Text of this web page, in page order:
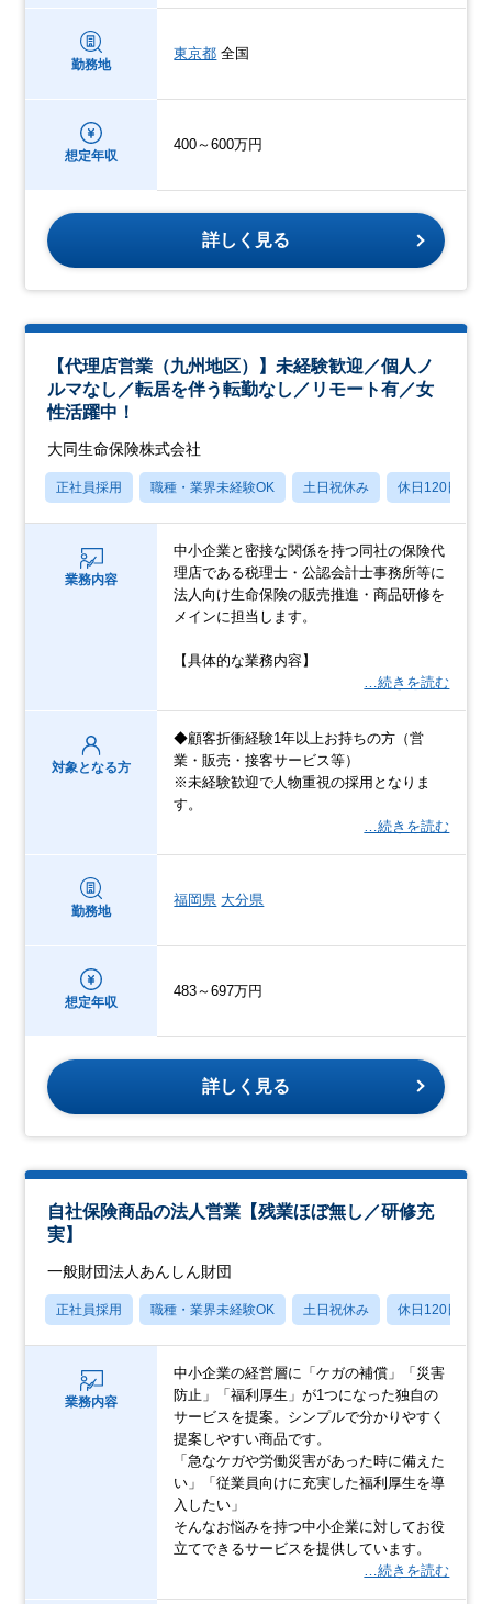
勤務地
東京都 全国
想定年収
400～600万円
詳しく見る
【代理店営業（九州地区）】未経験歓迎／個人ノ
ルマなし／転居を伴う転勤なし／リモート有／女
性活躍中！
大同生命保険株式会社
正社員採用 職種・業界未経験OK 土日祝休み 休日120日以上
業務内容
中小企業と密接な関係を持つ同社の保険代
理店である税理士・公認会計士事務所等に
法人向け生命保険の販売推進・商品研修を
メインに担当します。
【具体的な業務内容】
…続きを読む
対象となる方
◆顧客折衝経験1年以上お持ちの方（営
業・販売・接客サービス等）
※未経験歓迎で人物重視の採用となりま
す。
…続きを読む
勤務地
福岡県 大分県
想定年収
483～697万円
詳しく見る
自社保険商品の法人営業【残業ほぼ無し／研修充
実】
一般財団法人あんしん財団
正社員採用 職種・業界未経験OK 土日祝休み 休日120日以上
業務内容
中小企業の経営層に「ケガの補償」「災害
防止」「福利厚生」が1つになった独自の
サービスを提案。シンプルで分かりやすく
提案しやすい商品です。
「急なケガや労働災害があった時に備えた
い」「従業員向けに充実した福利厚生を導
入したい」
そんなお悩みを持つ中小企業に対してお役
立てできるサービスを提供しています。
…続きを読む